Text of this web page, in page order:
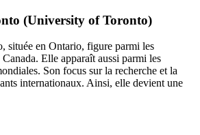
(University of Toronto)
située en Ontario, figure parmi les
Elle apparaît aussi parmi les
Son focus sur la recherche et la
internationaux. Ainsi, elle devient une